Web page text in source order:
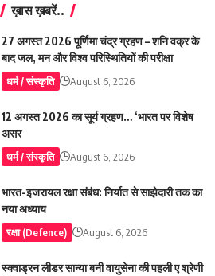
ख़ास ख़बरें..
27 अगस्त 2026 पूर्णिमा चंद्र ग्रहण – शनि वक्र के
बाद जल, मन और विश्व परिस्थितियों की परीक्षा
धर्म / संस्कृति August 6, 2026
12 अगस्त 2026 का सूर्य ग्रहण… ‘भारत पर विशेष
असर
धर्म / संस्कृति August 6, 2026
भारत-इजरायल रक्षा संबंध: निर्यात से साझेदारी तक का
नया अध्याय
रक्षा (Defence) August 6, 2026
स्क्वाड्रन लीडर सान्या बनी वायुसेना की पहली ए श्रेणी